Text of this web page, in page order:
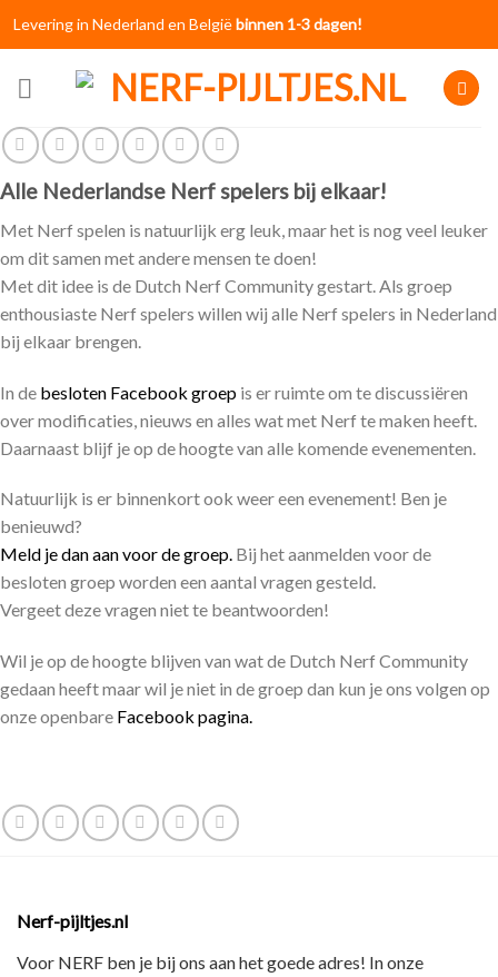
Levering in Nederland en Belgiëbinnen 1-3 dagen!
Alle Nederlandse Nerf spelers bij elkaar!
Met Nerf spelen is natuurlijk erg leuk, maar het is nog veel leuker
om dit samen met andere mensen te doen!
Met dit idee is de Dutch Nerf Community gestart. Als groep
enthousiaste Nerf spelers willen wij alle Nerf spelers in Nederland
bij elkaar brengen.
In de besloten Facebook groep is er ruimte om te discussiëren
over modificaties, nieuws en alles wat met Nerf te maken heeft.
Daarnaast blijf je op de hoogte van alle komende evenementen.
Natuurlijk is er binnenkort ook weer een evenement! Ben je
benieuwd?
Meld je dan aan voor de groep. Bij het aanmelden voor de
besloten groep worden een aantal vragen gesteld.
Vergeet deze vragen niet te beantwoorden!
Wil je op de hoogte blijven van wat de Dutch Nerf Community
gedaan heeft maar wil je niet in de groep dan kun je ons volgen op
onze openbare Facebook pagina.
Nerf-pijltjes.nl
Voor NERF ben je bij ons aan het goede adres! In onze